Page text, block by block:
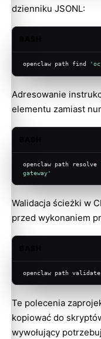
dzienniku JSONL:
openclaw path find
Adresowanie
elementu zamiast
openclaw path resolve
gateway'
Walidacja ścieżki w
przed wykonaniem
openclaw path validate
Te polecenia
kopiować do
wywołujący